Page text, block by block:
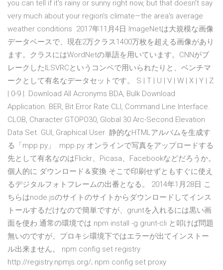
you can tell if it's rainy or sunny right now, but that doesn't say
very much about your region's climate—the area's average
weather conditions 2017年11月4日 ImageNetは大規模な画像
データベースで、現在2万クラス1400万枚を超える画像があり
ます。クラスにはWordNetの単語を用いています。CNNがブ
レークしたILSVRCというコンペで用いられたりと、ベンチマ
ークとして有名なデータセットです。 S | T | U | V | W | X | Y | Z
| 0-9 |. Download All Acronyms BDA, Bulk Download
Application. BER, Bit Error Rate CLI, Command Line Interface.
CLOB, Character GTOPO30, Global 30 Arc-Second Elevation
Data Set. GUI, Graphical User 静的なHTMLアルバムを生成す
る「mpp.py」. mpp.py オンラインで写真をアップロードする
先として有名なのはFlickr、Picasa、Facebookなどだろうか。
個人的に ダウンロード＆変換 そこで印刷せずともすぐに使え
るデジタルフォトフレームの出番となる。 2014年1月28日 こ
ちらはnode.jsのサイトのサイトからダウンロードしてインス
トールするだけなので簡単ですが、gruntを入れるには黒い画
面を使わ 通常の環境では npm install -g grunt-cli と叩けば問題
無いのですが、プロキシ環境下ではエラーが出てインストー
ル出来ません。 npm config set registry
http://registry.npmjs.org/; npm config set proxy